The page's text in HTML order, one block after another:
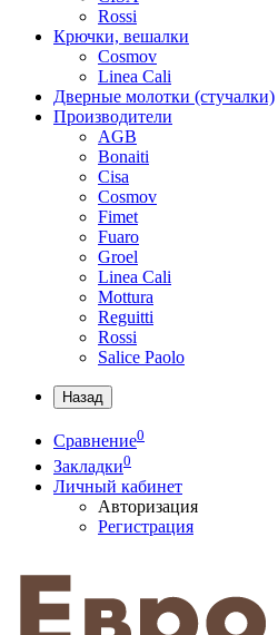
Rossi
Крючки, вешалки
Cosmov
Linea Cali
Дверные молотки (стучалки)
Производители
AGB
Bonaiti
Cisa
Cosmov
Fimet
Fuaro
Groel
Linea Cali
Mottura
Reguitti
Rossi
Salice Paolo
Назад
Сравнение0
Закладки0
Личный кабинет
Авторизация
Регистрация